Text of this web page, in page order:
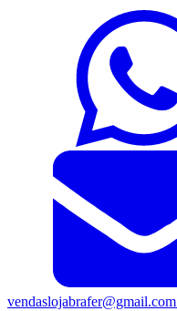
vendaslojabrafer@gmail.com